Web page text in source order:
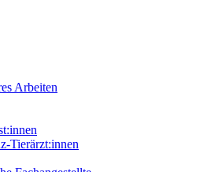
Arbeiten
Tierärzt:innen